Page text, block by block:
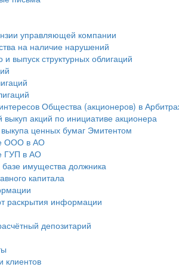
управляющей компании
на наличие нарушений
и выпуск структурных облигаций
Общества (акционеров) в
выкуп акций по инициативе акционера
ценных бумаг Эмитентом
ООО в АО
ГУП в АО
имущества должника
капитала
раскрытия информации
депозитарий
клиентов